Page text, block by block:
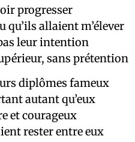
progresser
qu’ils allaient m’élever
leur intention
sans prétention
diplômes fameux
autant qu’eux
et courageux
rester entre eux